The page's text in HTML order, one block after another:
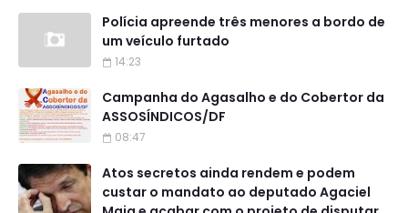
Polícia apreende três menores a bordo de
um veículo furtado
14:23
Campanha do Agasalho e do Cobertor da
ASSOSÍNDICOS/DF
08:47
Atos secretos ainda rendem e podem
custar o mandato ao deputado Agaciel